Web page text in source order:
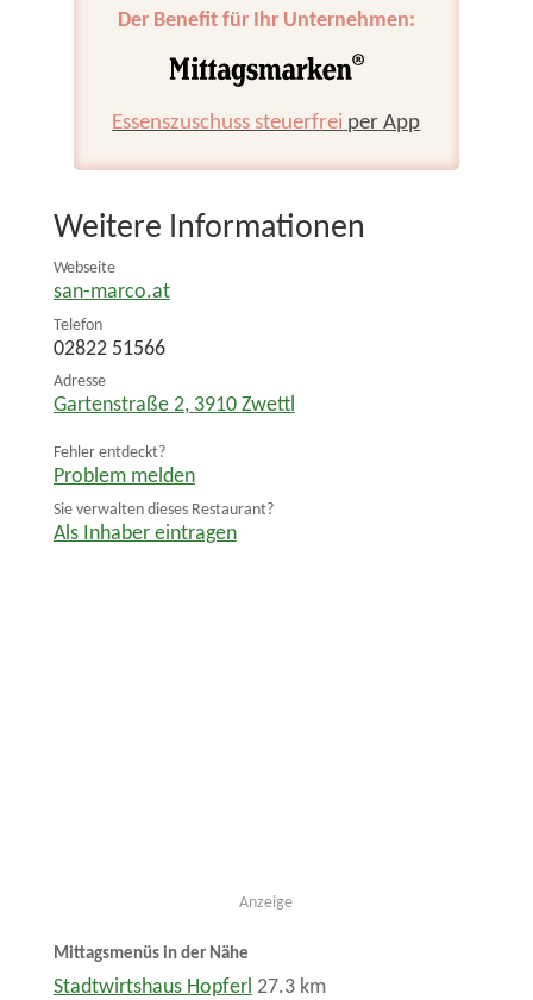
Der Benefit für Ihr Unternehmen:
Essenszuschuss steuerfrei per App
Weitere Informationen
Webseite
san-marco.at
Telefon
02822 51566
Adresse
Gartenstraße 2, 3910 Zwettl
Fehler entdeckt?
Problem melden
Sie verwalten dieses Restaurant?
Als Inhaber eintragen
Anzeige
Mittagsmenüs in der Nähe
Stadtwirtshaus Hopferl 27.3 km